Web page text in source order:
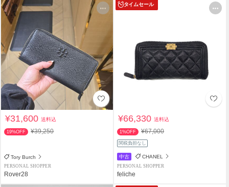
¥31,600送料込
19%OFF ¥39,250
Tory Burch
PERSONAL SHOPPER
Rover28
タイムセール
¥66,330送料込
1%OFF ¥67,000
関税負担なし
中古 CHANEL
PERSONAL SHOPPER
feliche